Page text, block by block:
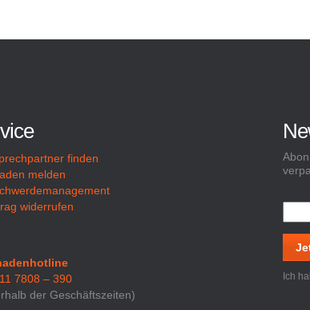
finden
melden
widerrufen
7808 – 390
der Geschäftszeiten)
Ich